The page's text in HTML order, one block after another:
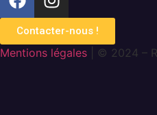
Contacter-nous !
Mentions légales | © 2024 –